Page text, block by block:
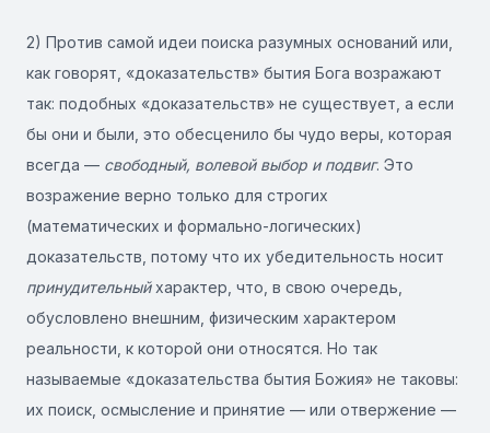
2) Против самой идеи поиска разумных оснований или,
как говорят, «доказательств» бытия Бога возражают
так: подобных «доказательств» не существует, а если
бы они и были, это обесценило бы чудо веры, которая
всегда — свободный, волевой выбор и подвиг. Это
возражение верно только для строгих
(математических и формально-логических)
доказательств, потому что их убедительность носит
принудительныйхарактер, что, в свою очередь,
обусловлено внешним, физическим характером
реальности, к которой они относятся. Но так
называемые «доказательства бытия Божия» не таковы:
их поиск, осмысление и принятие — или отвержение —